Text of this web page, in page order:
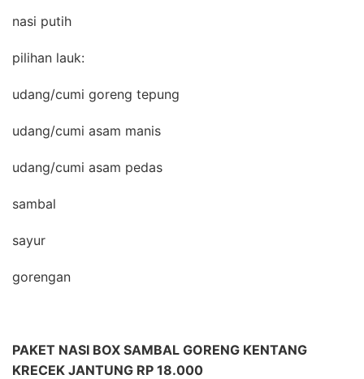
nasi putih
pilihan lauk:
udang/cumi goreng tepung
udang/cumi asam manis
udang/cumi asam pedas
sambal
sayur
gorengan
PAKET NASI BOX SAMBAL GORENG KENTANG
KRECEK JANTUNG RP 18.000